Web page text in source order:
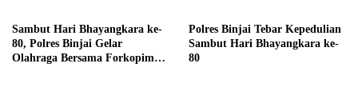
Sambut Hari Bhayangkara ke-
80, Polres Binjai Gelar
Olahraga Bersama Forkopimda
Polres Binjai Tebar Kepedulian
Sambut Hari Bhayangkara ke-
80